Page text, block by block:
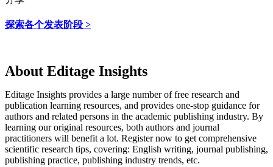
探索各个发表阶段 >
About Editage Insights
Editage Insights provides a large number of free research and
publication learning resources, and provides one-stop guidance for
authors and related persons in the academic publishing industry. By
learning our original resources, both authors and journal
practitioners will benefit a lot. Register now to get comprehensive
scientific research tips, covering: English writing, journal publishing,
publishing practice, publishing industry trends, etc.